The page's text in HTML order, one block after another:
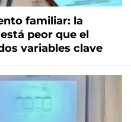
familiar: la
peor que el
variables clave